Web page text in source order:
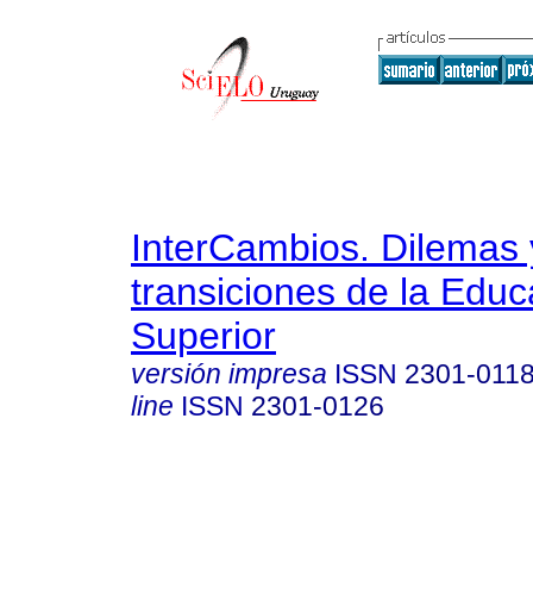
InterCambios. Dilemas
transiciones de la
Superior
versión impresa ISSN 2301-
line ISSN 2301-0126